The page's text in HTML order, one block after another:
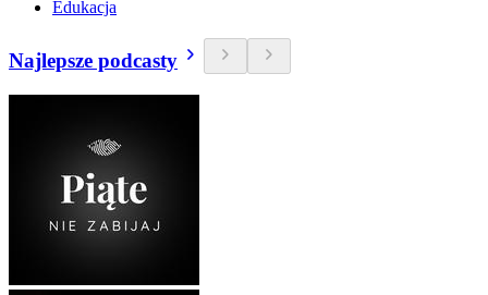
Edukacja
Najlepsze podcasty